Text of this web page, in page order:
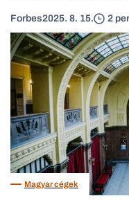
Forbes2025. 8. 15. 2
Magyar cégek